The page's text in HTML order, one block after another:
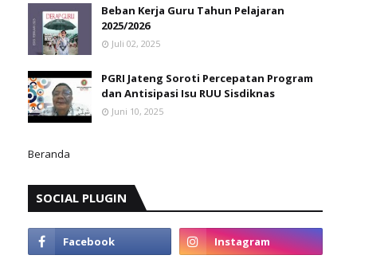
Beban Kerja Guru Tahun Pelajaran
2025/2026
Juli 02, 2025
PGRI Jateng Soroti Percepatan Program
dan Antisipasi Isu RUU Sisdiknas
Juni 10, 2025
Beranda
SOCIAL PLUGIN